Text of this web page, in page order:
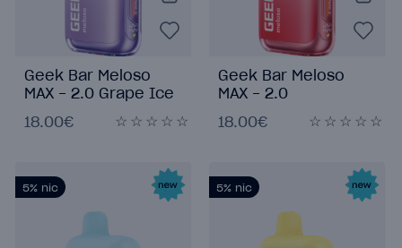
Geek Bar Meloso
MAX - 2.0 Grape Ice
18.00€
Geek Bar Meloso
MAX - 2.0
18.00€
5% nic 5% nic